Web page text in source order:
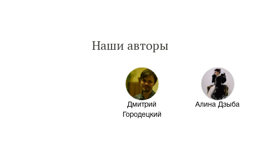
Наши авторы
Дмитрий
Городецкий
Алина Дзыба